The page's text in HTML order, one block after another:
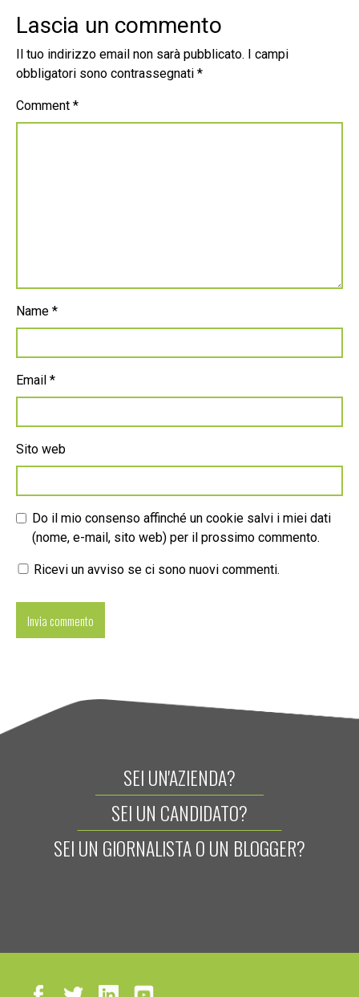
Lascia un commento
Il tuo indirizzo email non sarà pubblicato.
I campi
obbligatori sono contrassegnati *
Comment *
Name *
Email *
Sito web
Do il mio consenso affinché un cookie salvi i miei dati
(nome, e-mail, sito web) per il prossimo commento.
Ricevi un avviso se ci sono nuovi commenti.
SEI UN'AZIENDA?
SEI UN CANDIDATO?
SEI UN GIORNALISTA O UN BLOGGER?